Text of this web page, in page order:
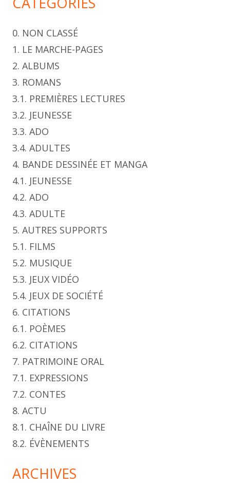
0. NON CLASSÉ
1. LE MARCHE-PAGES
2. ALBUMS
3. ROMANS
3.1. PREMIÈRES LECTURES
3.2. JEUNESSE
3.3. ADO
3.4. ADULTES
4. BANDE DESSINÉE ET MANGA
4.1. JEUNESSE
4.2. ADO
4.3. ADULTE
5. AUTRES SUPPORTS
5.1. FILMS
5.2. MUSIQUE
5.3. JEUX VIDÉO
5.4. JEUX DE SOCIÉTÉ
6. CITATIONS
6.1. POÈMES
6.2. CITATIONS
7. PATRIMOINE ORAL
7.1. EXPRESSIONS
7.2. CONTES
8. ACTU
8.1. CHAÎNE DU LIVRE
8.2. ÉVÈNEMENTS
ARCHIVES